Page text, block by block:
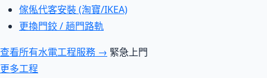
傢俬代客安裝 (淘寶/IKEA)
更換門鉸 / 趟門路軌
查看所有水電工程服務 → 緊急上門
更多工程